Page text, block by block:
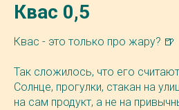
Квас 0,5
Квас - это только про жару? 🍺
Так сложилось, что его
Солнце, прогулки, стакан на
на сам продукт, а не на